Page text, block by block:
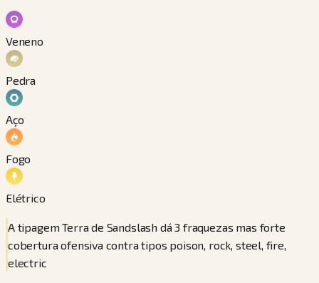
Veneno
Pedra
Aço
Fogo
Elétrico
A tipagem Terra de Sandslash dá 3 fraquezas mas forte
cobertura ofensiva contra tipos poison, rock, steel, fire,
electric